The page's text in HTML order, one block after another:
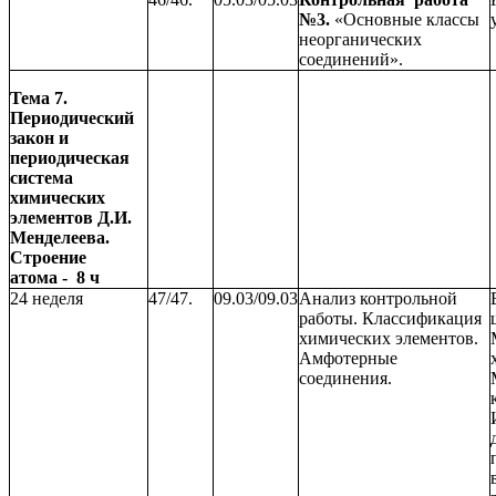
№3. «Основные классы
неорганических
соединений».
Тема 7.
Периодический
закон и
периодическая
система
химических
элементов Д.И.
Менделеева.
Строение
атома - 8 ч
24 неделя
47/47. 09.03/09.03Анализ контрольной
работы. Классификация
химических элементов.
Амфотерные
соединения.